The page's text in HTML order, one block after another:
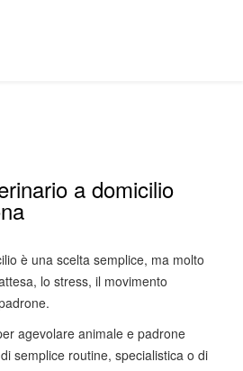
a domicilio
è una scelta semplice, ma molto
lo stress, il movimento
agevolare animale e padrone
semplice routine, specialistica o di